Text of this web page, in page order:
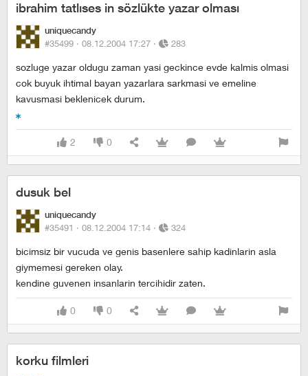
ibrahim tatlıses in sözlükte yazar olması
uniquecandy
#35499 · 08.12.2004 17:27 · 283
sozluge yazar oldugu zaman yasi geckince evde kalmis olmasi
cok buyuk ihtimal bayan yazarlara sarkmasi ve emeline
kavusmasi beklenicek durum.
2 0
dusuk bel
uniquecandy
#35491 · 08.12.2004 17:14 · 324
bicimsiz bir vucuda ve genis basenlere sahip kadinlarin asla
giymemesi gereken olay.
kendine guvenen insanlarin tercihidir zaten.
0 0
korku filmleri